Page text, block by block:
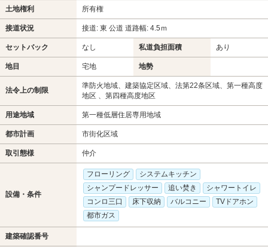
土地権利 所有権
接道状況 接道: 東 公道 道路幅: 4.5ｍ
セットバック なし 私道負担面積 あり
地目 宅地 地勢
法令上の制限
準防火地域、建築協定区域、法第22条区域、第一種高度
地区 、第四種高度地区
用途地域 第一種低層住居専用地域
都市計画 市街化区域
取引態様 仲介
設備・条件
フローリング
システムキッチン
シャンプードレッサー
追い焚き
シャワートイレ
コンロ三口
床下収納 バルコニー
TVドアホン
都市ガス
建築確認番号